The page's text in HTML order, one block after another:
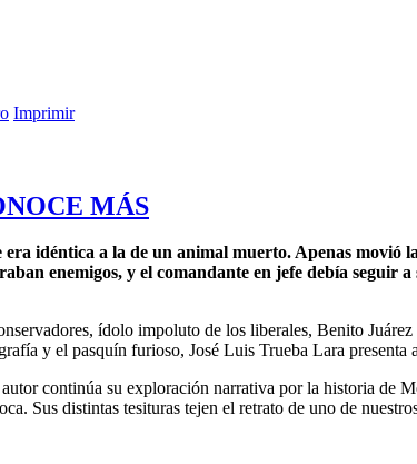
Imprimir
MÁS
idéntica a la de un animal muerto. Apenas movió
enemigos, y el comandante en jefe debía
ídolo impoluto de los liberales, Benito
y el pasquín furioso, José Luis Trueba Lara
continúa su exploración narrativa por la historia
Sus distintas tesituras tejen el retrato de uno de